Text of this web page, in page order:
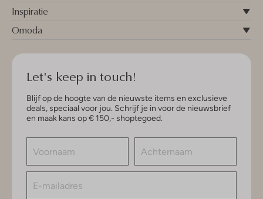
Inspiratie
Omoda
Let's keep in touch!
Blijf op de hoogte van de nieuwste items en exclusieve
deals, speciaal voor jou. Schrijf je in voor de nieuwsbrief
en maak kans op € 150,- shoptegoed.